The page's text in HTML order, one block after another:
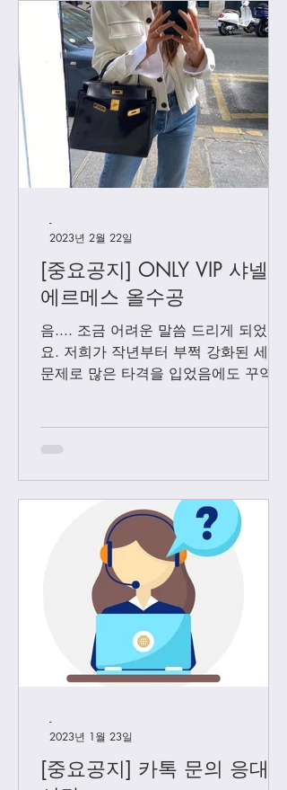
[우버급 델보] 핑 스윙
[중요공지] ONLY VIP 샤넬 +
에르메스 올수공
음.... 조금 어려운 말씀 드리게 되었어
요. 저희가 작년부터 부쩍 강화된 세관
문제로 많은 타격을 입었음에도 꾸역꾸
다. Vip...
-
2023년 2월 22일
[중요공지] 카톡 문의 응대
-
2023년 1월 23일